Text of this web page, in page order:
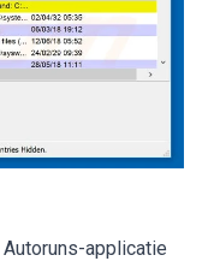
applicatie